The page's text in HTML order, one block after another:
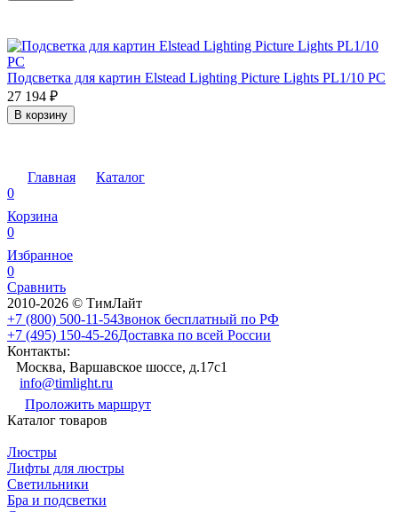
Подсветка для картин Elstead Lighting Picture Lights PL1/10 PC
27 194 ₽
В корзину
Главная
Каталог
0
Корзина
0
Избранное
0
Сравнить
2010-2026 © ТимЛайт
+7 (800) 500-11-54Звонок бесплатный по РФ
+7 (495) 150-45-26Доставка по всей России
Контакты:
Москва, Варшавское шоссе, д.17c1
info@timlight.ru
Проложить маршрут
Каталог товаров
Люстры
Лифты для люстры
Светильники
Бра и подсветки